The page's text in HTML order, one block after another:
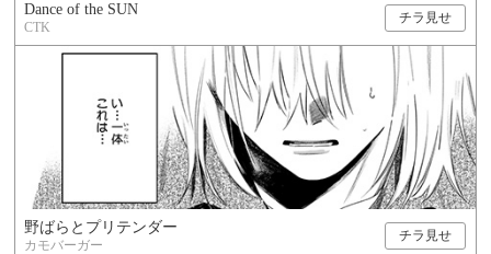
Dance of the SUN
CTK
チラ見せ
野ばらとプリテンダー
カモバーガー
チラ見せ